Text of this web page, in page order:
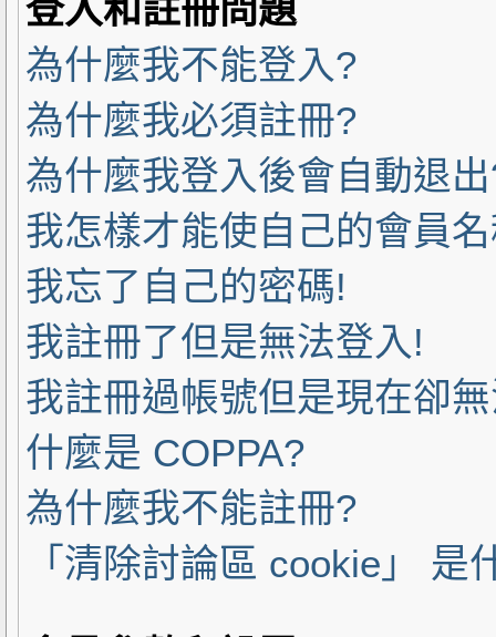
登入和註冊問題
為什麼我不能登入?
為什麼我必須註冊?
為什麼我登入後會自動退
我怎樣才能使自己的會員
我忘了自己的密碼!
我註冊了但是無法登入!
我註冊過帳號但是現在卻
什麼是 COPPA?
為什麼我不能註冊?
「清除討論區 cookie」 是